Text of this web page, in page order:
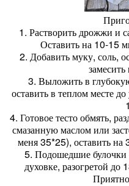
1. Растворить дрожжи и
Оставить на 10-15
2. Добавить муку, соль,
замесить
3. Выложить в
оставить в теплом месте
4. Готовое тесто обмять,
смазанную маслом или
меня 35*25), оставить
5. Подошедшие булочки
духовке, разогретой